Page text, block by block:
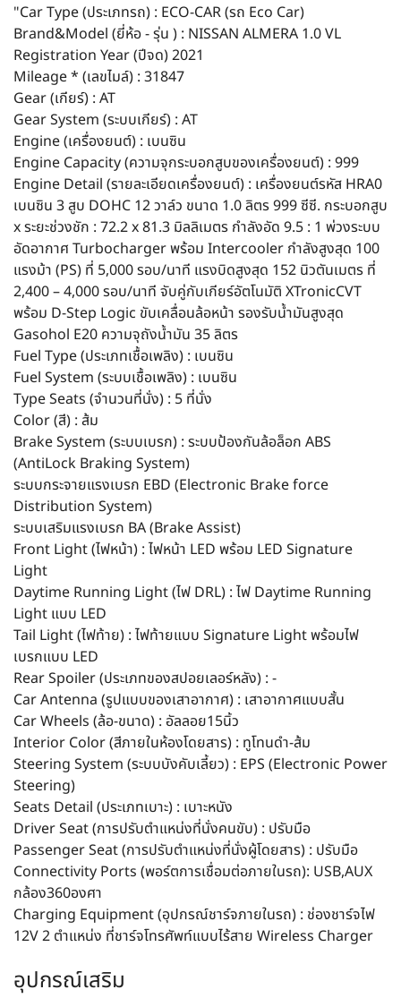
"Car Type (ประเภทรถ) : ECO-CAR (รถ Eco Car)
Brand&Model (ยี่ห้อ - รุ่น ) : NISSAN ALMERA 1.0 VL
Registration Year (ปีจด) 2021
Mileage * (เลขไมล์) : 31847
Gear (เกียร์) : AT
Gear System (ระบบเกียร์) : AT
Engine (เครื่องยนต์) : เบนซิน
Engine Capacity (ความจุกระบอกสูบของเครื่องยนต์) : 999
Engine Detail (รายละเอียดเครื่องยนต์) : เครื่องยนต์รหัส HRA0
เบนซิน 3 สูบ DOHC 12 วาล์ว ขนาด 1.0 ลิตร 999 ซีซี. กระบอกสูบ
x ระยะช่วงชัก : 72.2 x 81.3 มิลลิเมตร กำลังอัด 9.5 : 1 พ่วงระบบ
อัดอากาศ Turbocharger พร้อม Intercooler กำลังสูงสุด 100
แรงม้า (PS) ที่ 5,000 รอบ/นาที แรงบิดสูงสุด 152 นิวตันเมตร ที่
2,400 – 4,000 รอบ/นาที จับคู่กับเกียร์อัตโนมัติ XTronicCVT
พร้อม D-Step Logic ขับเคลื่อนล้อหน้า รองรับน้ำมันสูงสุด
Gasohol E20 ความจุถังน้ำมัน 35 ลิตร
Fuel Type (ประเภทเชื้อเพลิง) : เบนซิน
Fuel System (ระบบเชื้อเพลิง) : เบนซิน
Type Seats (จำนวนที่นั่ง) : 5 ที่นั่ง
Color (สี) : ส้ม
Brake System (ระบบเบรก) : ระบบป้องกันล้อล็อก ABS
(AntiLock Braking System)
ระบบกระจายแรงเบรก EBD (Electronic Brake force
Distribution System)
ระบบเสริมแรงเบรก BA (Brake Assist)
Front Light (ไฟหน้า) : ไฟหน้า LED พร้อม LED Signature
Light
Daytime Running Light (ไฟ DRL) : ไฟ Daytime Running
Light แบบ LED
Tail Light (ไฟท้าย) : ไฟท้ายแบบ Signature Light พร้อมไฟ
เบรกแบบ LED
Rear Spoiler (ประเภทของสปอยเลอร์หลัง) : -
Car Antenna (รูปแบบของเสาอากาศ) : เสาอากาศแบบสั้น
Car Wheels (ล้อ-ขนาด) : อัลลอย15นิ้ว
Interior Color (สีภายในห้องโดยสาร) : ทูโทนดำ-ส้ม
Steering System (ระบบบังคับเลี้ยว) : EPS (Electronic Power
Steering)
Seats Detail (ประเภทเบาะ) : เบาะหนัง
Driver Seat (การปรับตำแหน่งที่นั่งคนขับ) : ปรับมือ
Passenger Seat (การปรับตำแหน่งที่นั่งผู้โดยสาร) : ปรับมือ
Connectivity Ports (พอร์ตการเชื่อมต่อภายในรถ): USB,AUX
กล้อง360องศา
Charging Equipment (อุปกรณ์ชาร์จภายในรถ) : ช่องชาร์จไฟ
12V 2 ตำแหน่ง ที่ชาร์จโทรศัพท์แบบไร้สาย Wireless Charger
อุปกรณ์เสริม